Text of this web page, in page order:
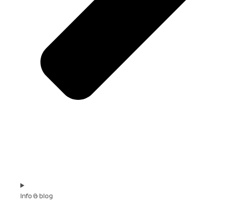
Info & blog